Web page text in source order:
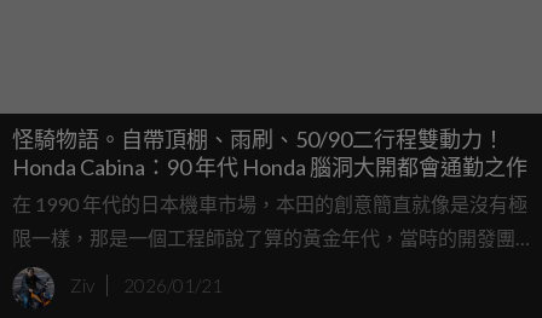
怪騎物語。自帶頂棚、雨刷、50/90二行程雙動力！
Honda Cabina：90 年代 Honda 腦洞大開都會通勤之作
在 1990 年代的日本機車市場，本田的創意簡直就像是沒有極
限一樣，那是一個工程師說了算的黃金年代，當時的開發團
隊抱持著一種近乎偏執的熱情，思考著如何讓騎士在都市通
勤中徹底擺脫雨衣的束縛，於是他們在 1994 年推出了這款名
Ziv 2026/01/21